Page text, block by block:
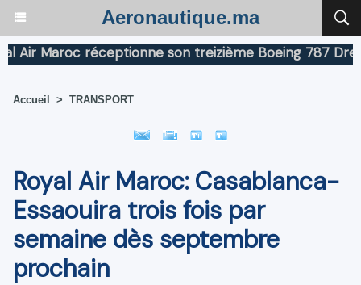
Aeronautique.ma
Maroc réceptionne son treizième Boeing 787
Accueil > TRANSPORT
Royal Air Maroc: Casablanca-
Essaouira trois fois par
semaine dès septembre
prochain